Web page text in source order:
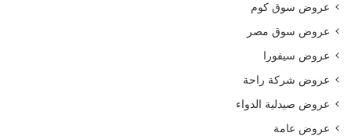
عروض سوق كوم
عروض سوق مصر
عروض سيفورا
عروض شركة راحة
عروض صيدلية الدواء
عروض عامة